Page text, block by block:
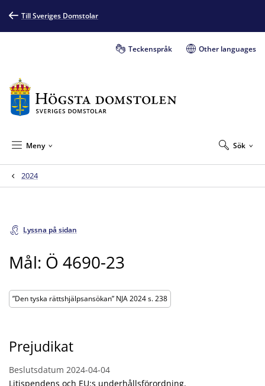
Till Sveriges Domstolar
Teckenspråk Other languages
Sök
Meny
2024
Lyssna på sidan
Mål: Ö 4690-23
”Den tyska rättshjälpsansökan” NJA 2024 s. 238
Prejudikat
Beslutsdatum 2024-04-04
Litispendens och EU:s underhållsförordning.